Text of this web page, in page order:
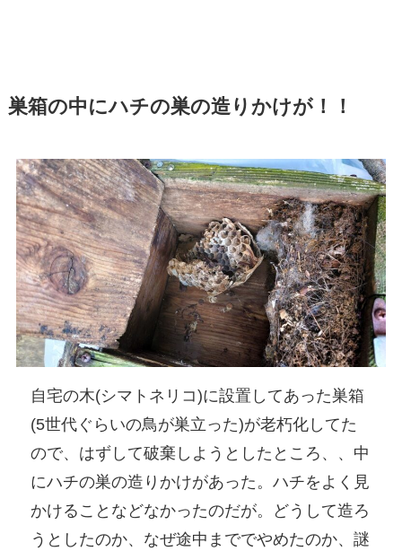
巣箱の中にハチの巣の造りかけが！！
自宅の木(シマトネリコ)に設置してあった巣箱
(5世代ぐらいの鳥が巣立った)が老朽化してた
ので、はずして破棄しようとしたところ、、中
にハチの巣の造りかけがあった。ハチをよく見
かけることなどなかったのだが。どうして造ろ
うとしたのか、なぜ途中まででやめたのか、謎